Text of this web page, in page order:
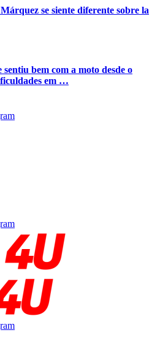
se siente diferente sobre la
bem com a moto desde o
em …